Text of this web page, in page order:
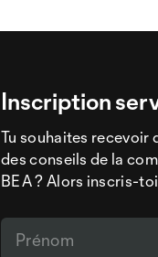
Inscription
Tu souhaites recevoir
des conseils de la
BEA ? Alors inscris-